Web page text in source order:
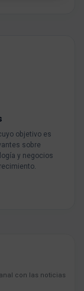
objetivo es
sobre
y negocios
con las noticias